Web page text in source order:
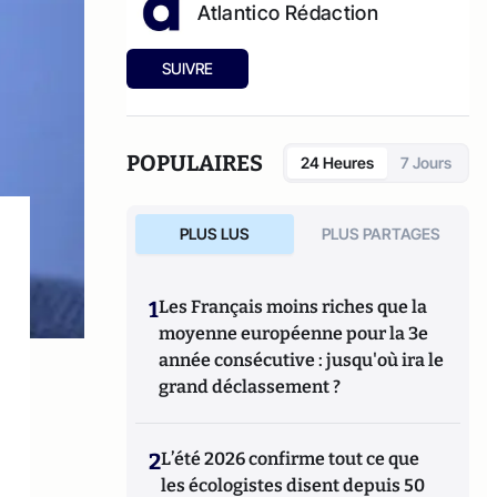
Atlantico Rédaction
SUIVRE
POPULAIRES 24 Heures 7 Jours
PLUS LUS PLUS PARTAGES
1Les Français moins riches que la
moyenne européenne pour la 3e
année consécutive : jusqu'où ira le
grand déclassement ?
2L’été 2026 confirme tout ce que
les écologistes disent depuis 50